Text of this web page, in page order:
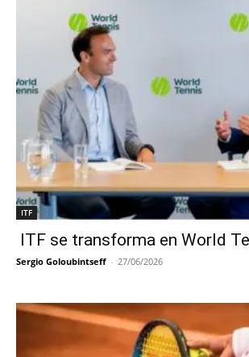
ITF
ITF se transforma en World
Sergio Goloubintseff - 27/06/2026